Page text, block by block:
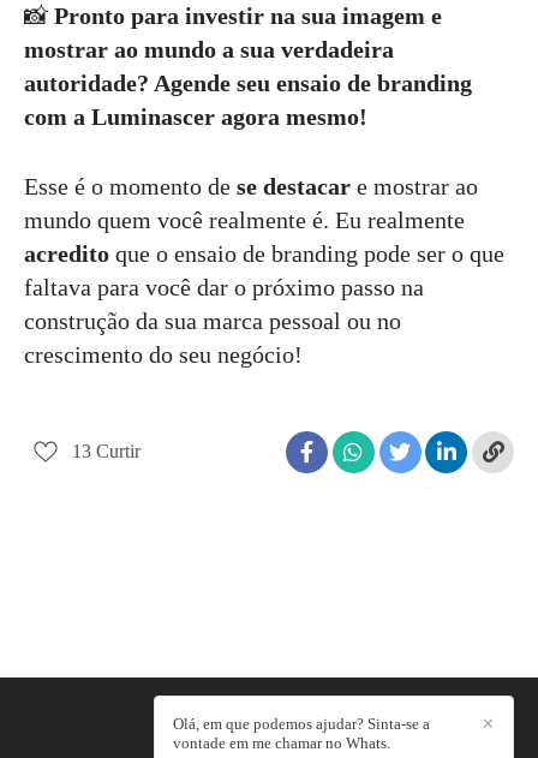
📸 Pronto para investir na sua imagem e
mostrar ao mundo a sua verdadeira
autoridade? Agende seu ensaio de branding
com a Luminascer agora mesmo!
Esse é o momento de se destacar e mostrar ao
mundo quem você realmente é. Eu realmente
acredito que o ensaio de branding pode ser o que
faltava para você dar o próximo passo na
construção da sua marca pessoal ou no
crescimento do seu negócio!
13 Curtir
LUMINASCER/CONTATO
✕
Olá, em que podemos ajudar? Sinta-se a
vontade em me chamar no Whats.